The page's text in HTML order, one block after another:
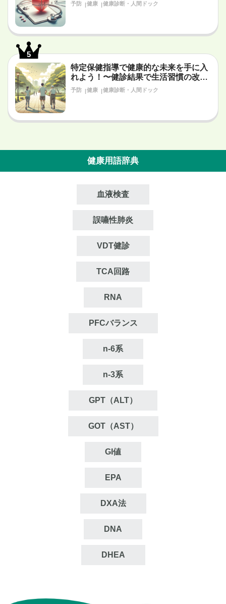
予防 健康 健康診断・人間ドック
5
特定保健指導で健康的な未来を手に入
れよう！〜健診結果で生活習慣の改善
が必要だと言われたあなたへ〜
予防 健康 健康診断・人間ドック
健康用語辞典
血液検査
誤嚥性肺炎
VDT健診
TCA回路
RNA
PFCバランス
n‐6系
n‐3系
GPT（ALT）
GOT（AST）
GI値
EPA
DXA法
DNA
DHEA